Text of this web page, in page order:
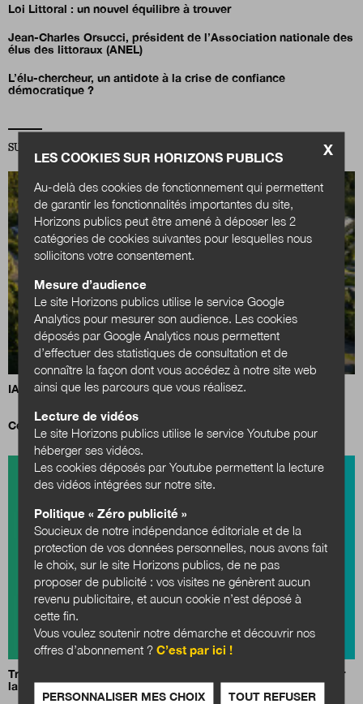
Loi Littoral : un nouvel équilibre à trouver
Jean-Charles Orsucci, président de l’Association nationale des
élus des littoraux (ANEL)
L’élu-chercheur, un antidote à la crise de confiance
démocratique ?
SUR LA MÊME THÉMATIQUE TERRITOIRES
IA, data centers et territoires : quels choix pour demain ?
Cessons de parler de transformation écologique !
Transition énergétique : « Mobilisation générale » à Dijon pour
la 27e édition des Assises Européennes
X
LES COOKIES SUR HORIZONS PUBLICS
Au-delà des cookies de fonctionnement qui permettent
de garantir les fonctionnalités importantes du site,
Horizons publics peut être amené à déposer les 2
catégories de cookies suivantes pour lesquelles nous
sollicitons votre consentement.
Mesure d’audience
Le site Horizons publics utilise le service Google
Analytics pour mesurer son audience. Les cookies
déposés par Google Analytics nous permettent
d’effectuer des statistiques de consultation et de
connaître la façon dont vous accédez à notre site web
ainsi que les parcours que vous réalisez.
Lecture de vidéos
Le site Horizons publics utilise le service Youtube pour
héberger ses vidéos.
Les cookies déposés par Youtube permettent la lecture
des vidéos intégrées sur notre site.
Politique « Zéro publicité »
Soucieux de notre indépendance éditoriale et de la
protection de vos données personnelles, nous avons fait
le choix, sur le site Horizons publics, de ne pas
proposer de publicité : vos visites ne génèrent aucun
revenu publicitaire, et aucun cookie n’est déposé à
cette fin.
Vous voulez soutenir notre démarche et découvrir nos
offres d’abonnement ?C’est par ici !
PERSONNALISER MES CHOIX TOUT REFUSER